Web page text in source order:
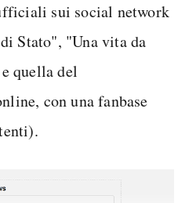
sui social network
Stato", "Una vita da
quella del
con una fanbase